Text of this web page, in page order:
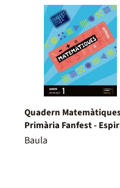
Quadern
Primària Fanfest -
Baula